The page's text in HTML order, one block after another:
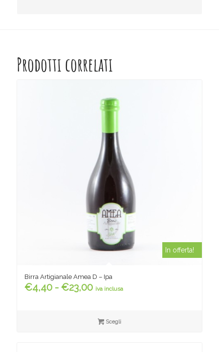
Prodotti correlati
Birra Artigianale Amea D – Ipa
€4,40 - €23,00Fascia
da
iva inclusa
In offerta!
Scegli